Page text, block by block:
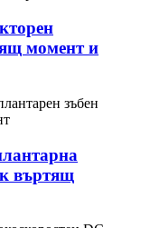
момент и
въртящ